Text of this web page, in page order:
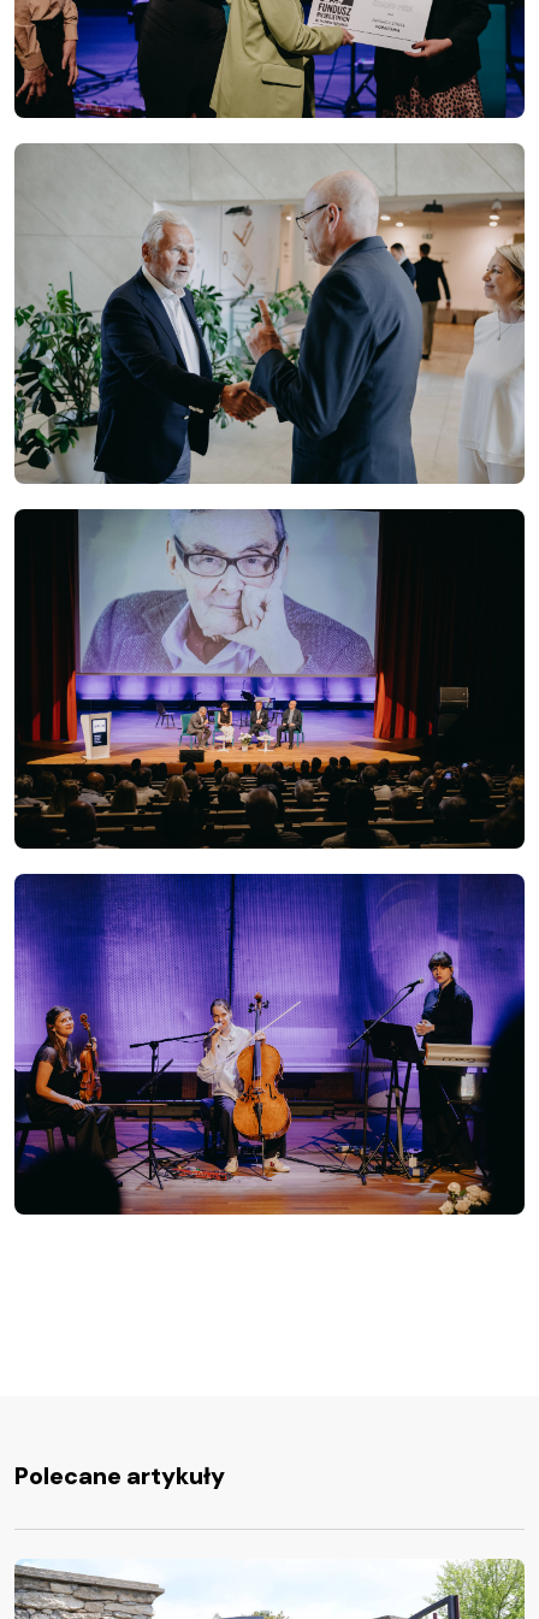
Polecane artykuły